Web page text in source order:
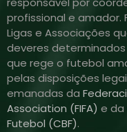
profissional e amador.
Ligas e Associações
deveres
que rege o futebol
pelas disposições
emanadas da
Association (FIFA) e da
Futebol (CBF).